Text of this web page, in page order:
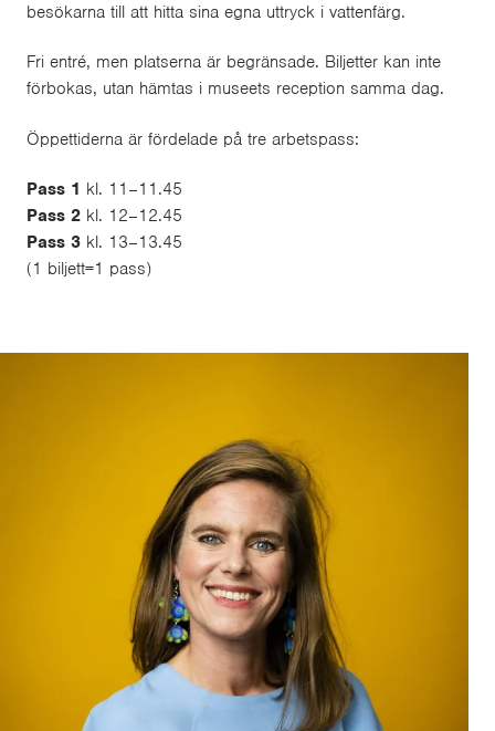
besökarna till att hitta sina egna uttryck i vattenfärg.
Fri entré, men platserna är begränsade. Biljetter kan inte
förbokas, utan hämtas i museets reception samma dag.
Öppettiderna är fördelade på tre arbetspass:
Pass 1 kl. 11–11.45
Pass 2 kl. 12–12.45
Pass 3 kl. 13–13.45
(1 biljett=1 pass)